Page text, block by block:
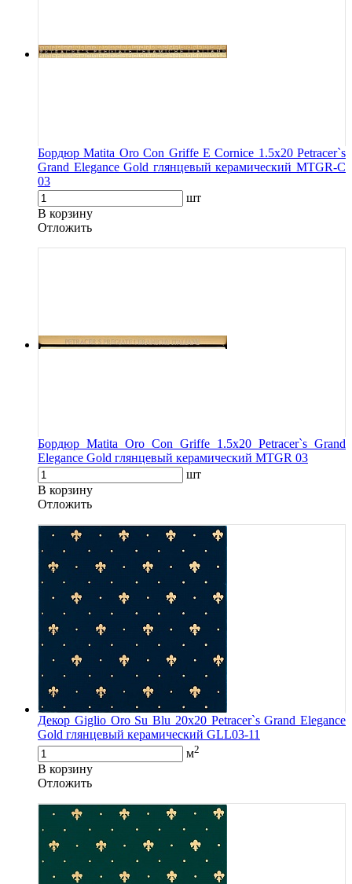
Бордюр Matita Oro Con Griffe E Cornice 1.5x20 Petracer`s
Grand Elegance Gold глянцевый керамический MTGR-C
03
шт
В корзину
Oтложить
Бордюр Matita Oro Con Griffe 1.5x20 Petracer`s Grand
Elegance Gold глянцевый керамический MTGR 03
шт
В корзину
Oтложить
Декор Giglio Oro Su Blu 20x20 Petracer`s Grand Elegance
Gold глянцевый керамический GLL03-11
м2
В корзину
Oтложить